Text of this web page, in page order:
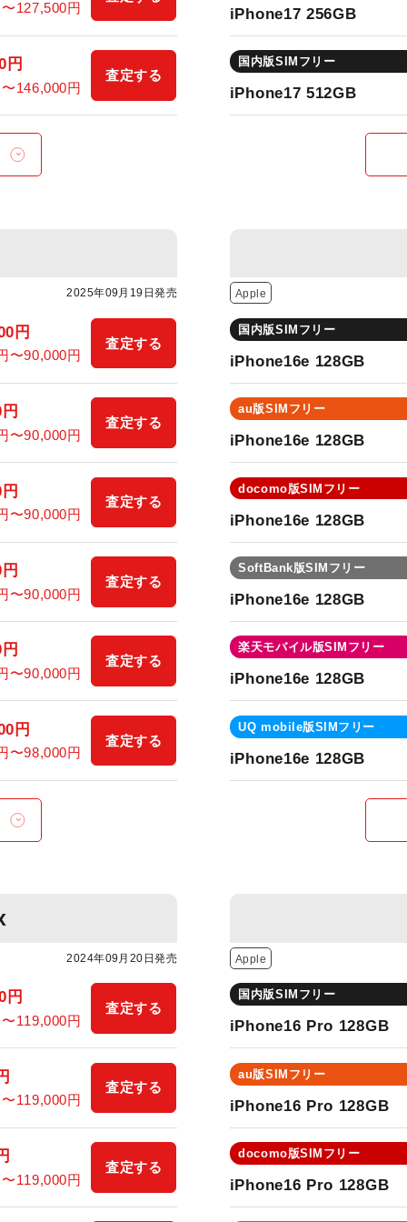
127,500円
円
146,000円
査定する
iPhone17 256GB
国内版SIMフリー
iPhone17 512GB
2025年09月19日発売
円
〜90,000円
査定する
〜90,000円
査定する
〜90,000円
査定する
〜90,000円
査定する
〜90,000円
査定する
円
〜98,000円
査定する
Apple
国内版SIMフリー
iPhone16e 128GB
au版SIMフリー
iPhone16e 128GB
docomo版SIMフリー
iPhone16e 128GB
SoftBank版SIMフリー
iPhone16e 128GB
楽天モバイル版SIMフリー
iPhone16e 128GB
UQ mobile版SIMフリー
iPhone16e 128GB
2024年09月20日発売
円
119,000円
査定する
119,000円
査定する
119,000円
査定する
Apple
国内版SIMフリー
iPhone16 Pro 128GB
au版SIMフリー
iPhone16 Pro 128GB
docomo版SIMフリー
iPhone16 Pro 128GB